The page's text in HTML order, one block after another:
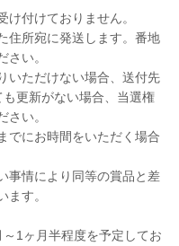
付けておりません。
住所宛に発送します。番地
さい。
いただけない場合、送付先
更新がない場合、当選権
さい。
でにお時間をいただく場合
事情により同等の賞品と差
ます。
1ヶ月半程度を予定してお